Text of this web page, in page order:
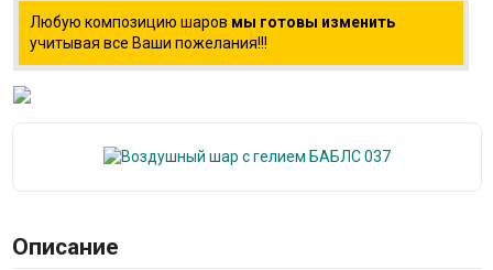
Любую композицию шаров мы готовы изменить
учитывая все Ваши пожелания!!!
Описание